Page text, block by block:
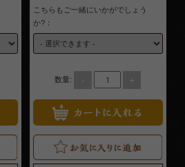
こちらもご一緒にいかがでしょう
か?：
数量: - +